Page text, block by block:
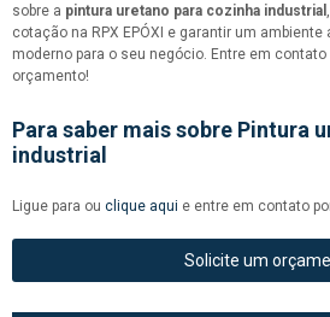
sobre a pintura uretano para cozinha industrial
cotação na RPX EPÓXI e garantir um
moderno para o seu negócio. Entre em
orçamento!
Para saber mais sobre Pintura
industrial
Ligue para ou clique aqui e entre em contato
Solicite um